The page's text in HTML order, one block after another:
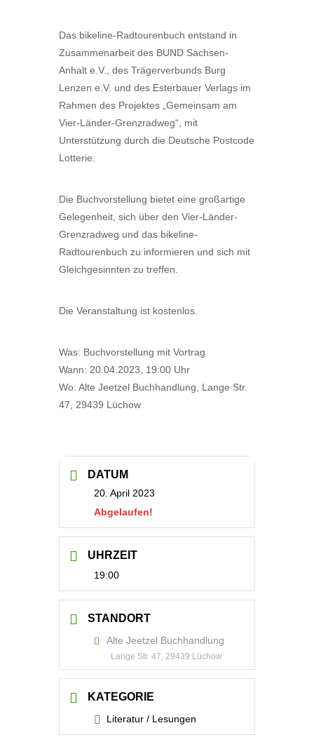
Das bikeline-Radtourenbuch entstand in
Zusammenarbeit des BUND Sachsen-
Anhalt e.V., des Trägerverbunds Burg
Lenzen e.V. und des Esterbauer Verlags im
Rahmen des Projektes „Gemeinsam am
Vier-Länder-Grenzradweg“, mit
Unterstützung durch die Deutsche Postcode
Lotterie.
Die Buchvorstellung bietet eine großartige
Gelegenheit, sich über den Vier-Länder-
Grenzradweg und das bikeline-
Radtourenbuch zu informieren und sich mit
Gleichgesinnten zu treffen.
Die Veranstaltung ist kostenlos.
Was: Buchvorstellung mit Vortrag
Wann: 20.04.2023, 19:00 Uhr
Wo: Alte Jeetzel Buchhandlung, Lange Str.
47, 29439 Lüchow
DATUM
20. April 2023
Abgelaufen!
UHRZEIT
19:00
STANDORT
Alte Jeetzel Buchhandlung
Lange Str. 47, 29439 Lüchow
KATEGORIE
Literatur / Lesungen